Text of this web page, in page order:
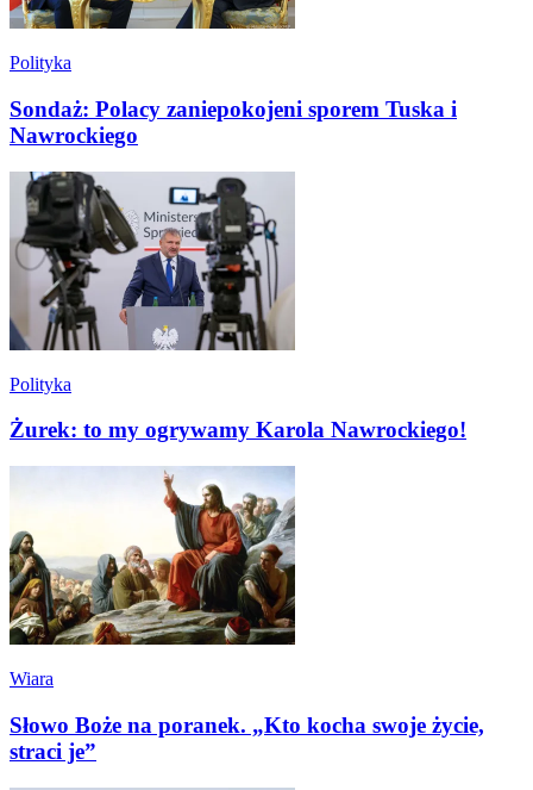
Polityka
Sondaż: Polacy zaniepokojeni sporem Tuska i
Nawrockiego
Polityka
Żurek: to my ogrywamy Karola Nawrockiego!
Wiara
Słowo Boże na poranek. „Kto kocha swoje życie,
straci je”